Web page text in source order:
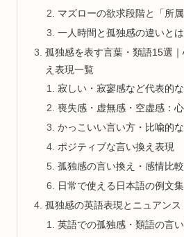
マズローの欲求段階と「所属
一人時間と孤独感の違いとは
孤独感を表す言葉・類語15選
え表現一覧
寂しい・寂寥感など代表的
喪失感・虚無感・空虚感：
かっこいい言い方・比喩的
ポジティブな言い換え表現
孤独感の言い換え・感情比
日常で使える日本語の例文集
孤独感の英語表現とニュアンス
英語での孤独感・類語の言